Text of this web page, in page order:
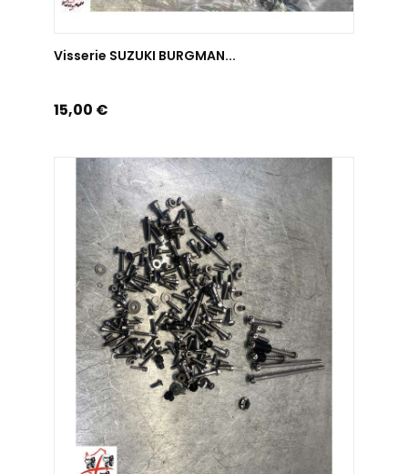
Visserie SUZUKI BURGMAN...
Prix
15,00 €